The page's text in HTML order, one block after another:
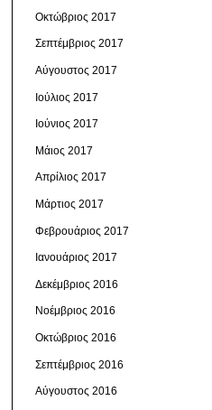
Οκτώβριος 2017
Σεπτέμβριος 2017
Αύγουστος 2017
Ιούλιος 2017
Ιούνιος 2017
Μάιος 2017
Απρίλιος 2017
Μάρτιος 2017
Φεβρουάριος 2017
Ιανουάριος 2017
Δεκέμβριος 2016
Νοέμβριος 2016
Οκτώβριος 2016
Σεπτέμβριος 2016
Αύγουστος 2016